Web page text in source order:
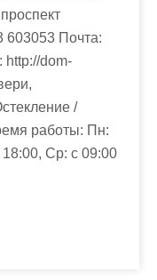
603053 Почта:
http://dom-
/
работы: Пн:
Ср: с 09:00